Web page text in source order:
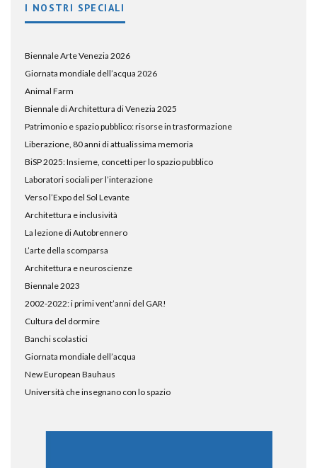
I NOSTRI SPECIALI
Biennale Arte Venezia 2026
Giornata mondiale dell’acqua 2026
Animal Farm
Biennale di Architettura di Venezia 2025
Patrimonio e spazio pubblico: risorse in trasformazione
Liberazione, 80 anni di attualissima memoria
BiSP 2025: Insieme, concetti per lo spazio pubblico
Laboratori sociali per l’interazione
Verso l’Expo del Sol Levante
Architettura e inclusività
La lezione di Autobrennero
L’arte della scomparsa
Architettura e neuroscienze
Biennale 2023
2002-2022: i primi vent’anni del GAR!
Cultura del dormire
Banchi scolastici
Giornata mondiale dell’acqua
New European Bauhaus
Università che insegnano con lo spazio